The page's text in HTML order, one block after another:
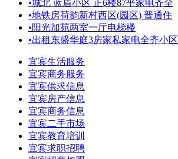
•城北 蓝盾小区 正6楼87平家电齐全
•地铁房荷韵新村西区(园区) 普通住
•阳光加苑两室一厅电梯楼
•出租东盛华庭3房家私家电全齐小区
宜宾生活服务
宜宾商务服务
宜宾供求信息
宜宾房产信息
宜宾商务信息
宜宾二手市场
宜宾教育培训
宜宾求职招聘